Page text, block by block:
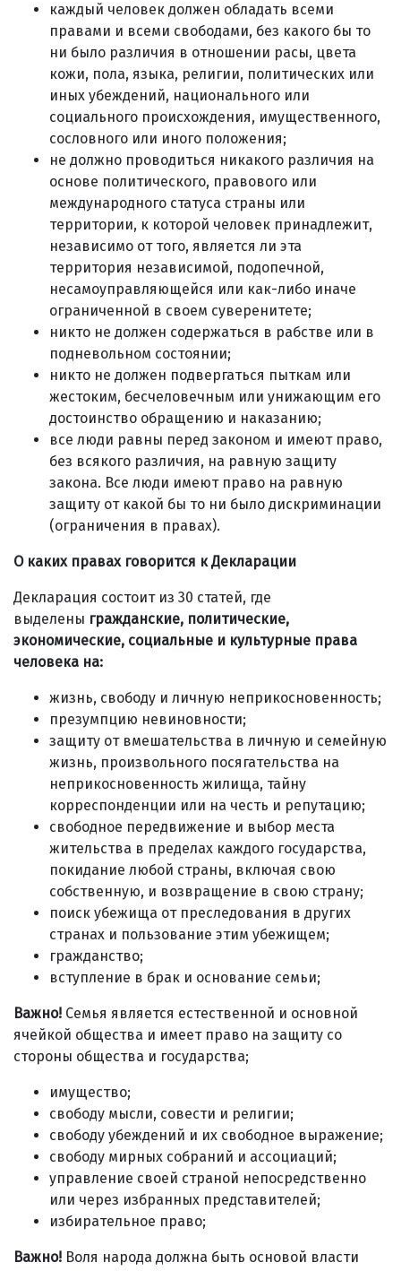
каждый человек должен обладать всеми
правами и всеми свободами, без какого бы то
ни было различия в отношении расы, цвета
кожи, пола, языка, религии, политических или
иных убеждений, национального или
социального происхождения, имущественного,
сословного или иного положения;
не должно проводиться никакого различия на
основе политического, правового или
международного статуса страны или
территории, к которой человек принадлежит,
независимо от того, является ли эта
территория независимой, подопечной,
несамоуправляющейся или как-либо иначе
ограниченной в своем суверенитете;
никто не должен содержаться в рабстве или в
подневольном состоянии;
никто не должен подвергаться пыткам или
жестоким, бесчеловечным или унижающим его
достоинство обращению и наказанию;
все люди равны перед законом и имеют право,
без всякого различия, на равную защиту
закона. Все люди имеют право на равную
защиту от какой бы то ни было дискриминации
(ограничения в правах).
О каких правах говорится к Декларации
Декларация состоит из 30 статей, где
выделены гражданские, политические,
экономические, социальные и культурные права
человека на:
жизнь, свободу и личную неприкосновенность;
презумпцию невиновности;
защиту от вмешательства в личную и семейную
жизнь, произвольного посягательства на
неприкосновенность жилища, тайну
корреспонденции или на честь и репутацию;
свободное передвижение и выбор места
жительства в пределах каждого государства,
покидание любой страны, включая свою
собственную, и возвращение в свою страну;
поиск убежища от преследования в других
странах и пользование этим убежищем;
гражданство;
вступление в брак и основание семьи;
Важно! Семья является естественной и основной
ячейкой общества и имеет право на защиту со
стороны общества и государства;
имущество;
свободу мысли, совести и религии;
свободу убеждений и их свободное выражение;
свободу мирных собраний и ассоциаций;
управление своей страной непосредственно
или через избранных представителей;
избирательное право;
Важно! Воля народа должна быть основой власти